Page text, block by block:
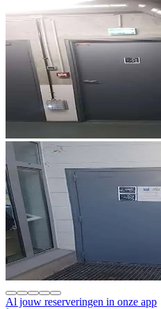
Al jouw reserveringen in onze app